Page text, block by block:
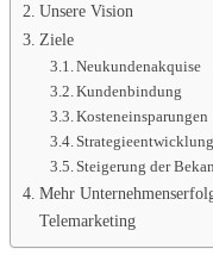
Unsere Vision
Ziele
Neukundenakquise
Kundenbindung
Kosteneinsparungen
Strategieentwicklung
Steigerung der
Mehr
Telemarketing